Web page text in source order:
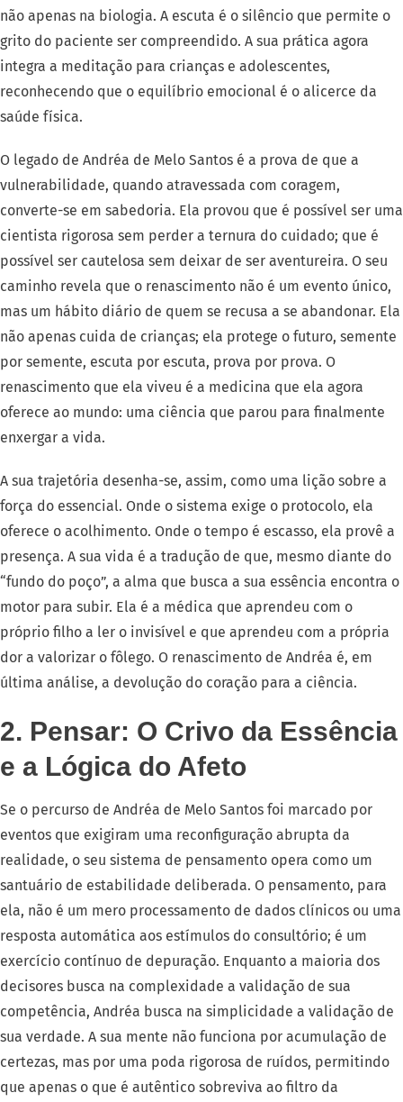
não apenas na biologia. A escuta é o silêncio que permite o
grito do paciente ser compreendido. A sua prática agora
integra a meditação para crianças e adolescentes,
reconhecendo que o equilíbrio emocional é o alicerce da
saúde física.
O legado de Andréa de Melo Santos é a prova de que a
vulnerabilidade, quando atravessada com coragem,
converte-se em sabedoria. Ela provou que é possível ser uma
cientista rigorosa sem perder a ternura do cuidado; que é
possível ser cautelosa sem deixar de ser aventureira. O seu
caminho revela que o renascimento não é um evento único,
mas um hábito diário de quem se recusa a se abandonar. Ela
não apenas cuida de crianças; ela protege o futuro, semente
por semente, escuta por escuta, prova por prova. O
renascimento que ela viveu é a medicina que ela agora
oferece ao mundo: uma ciência que parou para finalmente
enxergar a vida.
A sua trajetória desenha-se, assim, como uma lição sobre a
força do essencial. Onde o sistema exige o protocolo, ela
oferece o acolhimento. Onde o tempo é escasso, ela provê a
presença. A sua vida é a tradução de que, mesmo diante do
“fundo do poço”, a alma que busca a sua essência encontra o
motor para subir. Ela é a médica que aprendeu com o
próprio filho a ler o invisível e que aprendeu com a própria
dor a valorizar o fôlego. O renascimento de Andréa é, em
última análise, a devolução do coração para a ciência.
2. Pensar: O Crivo da Essência
e a Lógica do Afeto
Se o percurso de Andréa de Melo Santos foi marcado por
eventos que exigiram uma reconfiguração abrupta da
realidade, o seu sistema de pensamento opera como um
santuário de estabilidade deliberada. O pensamento, para
ela, não é um mero processamento de dados clínicos ou uma
resposta automática aos estímulos do consultório; é um
exercício contínuo de depuração. Enquanto a maioria dos
decisores busca na complexidade a validação de sua
competência, Andréa busca na simplicidade a validação de
sua verdade. A sua mente não funciona por acumulação de
certezas, mas por uma poda rigorosa de ruídos, permitindo
que apenas o que é autêntico sobreviva ao filtro da